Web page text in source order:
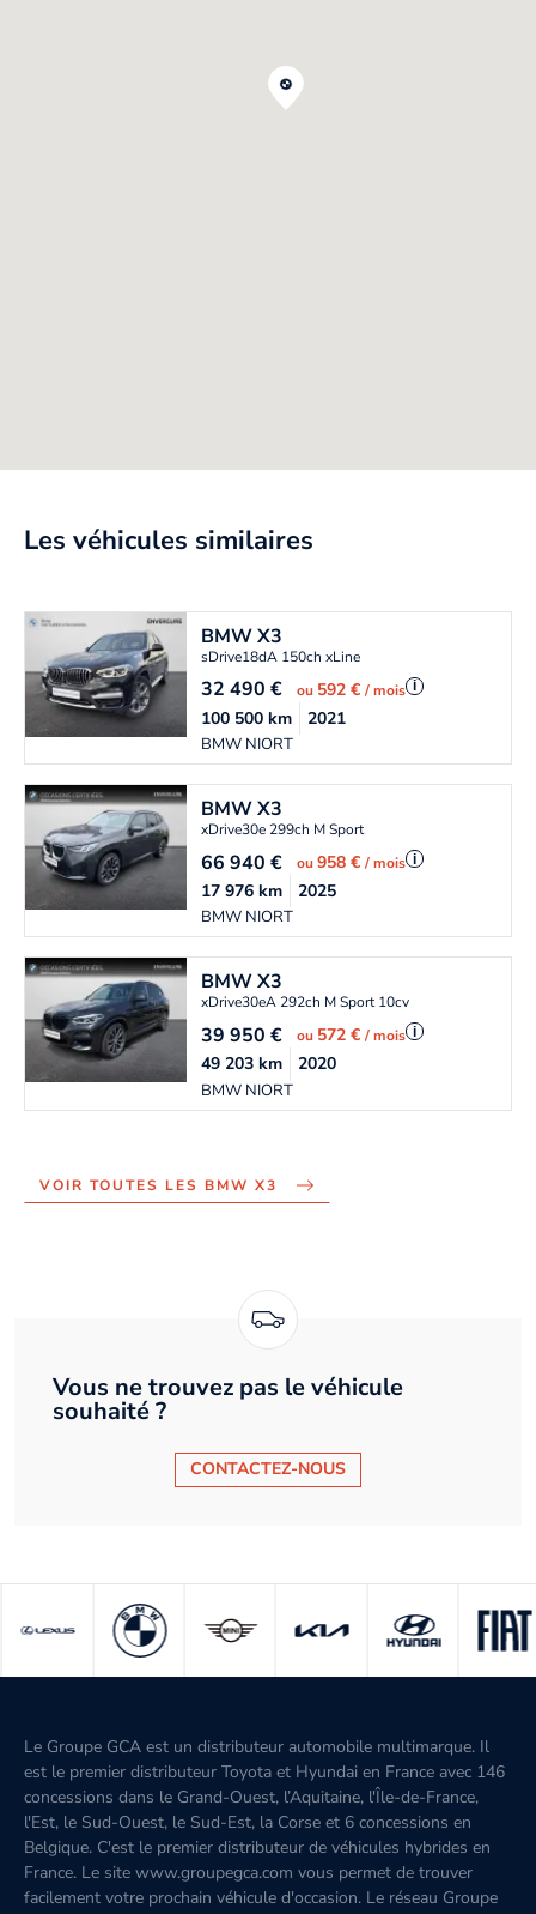
Les véhicules similaires
BMWX3
sDrive18dA 150ch xLine
32 490€ ou 592 €/ mois i
BMW NIORT
100 500km 2021
BMWX3
xDrive30e 299ch M Sport
66 940€ ou958 €/ mois i
BMW NIORT
17 976km 2025
BMWX3
xDrive30eA 292ch M Sport 10cv
39 950€ ou 572 €/ mois i
BMW NIORT
49 203km 2020
VOIR TOUTES LES BMW X3
Vous ne trouvez pas le véhicule
souhaité ?
CONTACTEZ-NOUS
Le Groupe GCA est un distributeur automobile multimarque. Il
est le premier distributeur Toyota et Hyundai en France avec 146
concessions dans le Grand-Ouest, l’Aquitaine, l'Île-de-France,
l'Est, le Sud-Ouest, le Sud-Est, la Corse et 6 concessions en
Belgique. C'est le premier distributeur de véhicules hybrides en
France. Le site www.groupegca.com vous permet de trouver
facilement votre prochain véhicule d'occasion. Le réseau Groupe